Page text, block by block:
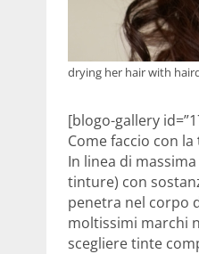
drying her hair with
[blogo-gallery
Come faccio con la
In linea di
tinture) con
penetra nel corpo
moltissimi marchi
scegliere tinte